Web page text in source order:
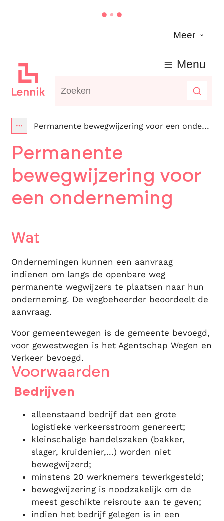
Meer
Lennik
Waarmee kunnen we jou helpen?
Menu
Toon alle broodkruimel items
Permanente bewegwijzering voor een onderneming
Permanente
bewegwijzering voor
een onderneming
Wat
Ondernemingen kunnen een aanvraag
indienen om langs de openbare weg
permanente wegwijzers te plaatsen naar hun
onderneming. De wegbeheerder beoordeelt de
aanvraag.
Voor gemeentewegen is de gemeente bevoegd,
voor gewestwegen is het Agentschap Wegen en
Verkeer bevoegd.
Voorwaarden
Bedrijven
alleenstaand bedrijf dat een grote
logistieke verkeersstroom genereert;
kleinschalige handelszaken (bakker,
slager, kruidenier,...) worden niet
bewegwijzerd;
minstens 20 werknemers tewerkgesteld;
bewegwijzering is noodzakelijk om de
meest geschikte reisroute aan te geven;
indien het bedrijf gelegen is in een